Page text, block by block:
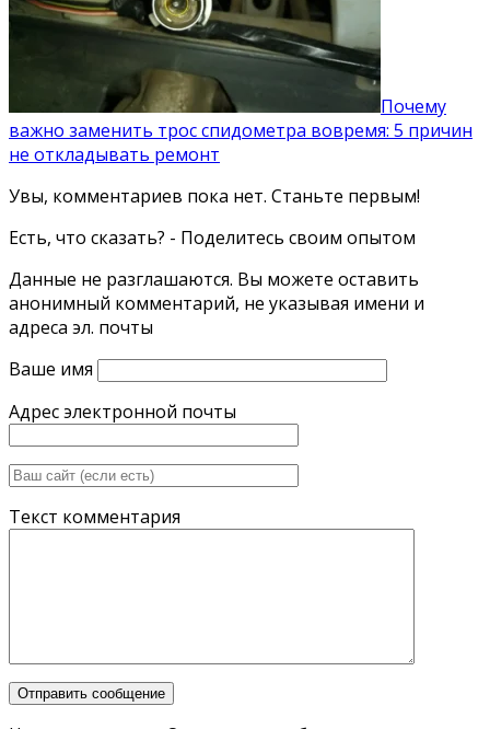
Почему
важно заменить трос спидометра вовремя: 5 причин
не откладывать ремонт
Увы, комментариев пока нет. Станьте первым!
Есть, что сказать? - Поделитесь своим опытом
Данные не разглашаются. Вы можете оставить
анонимный комментарий, не указывая имени и
адреса эл. почты
Ваше имя
Адрес электронной почты
Текст комментария